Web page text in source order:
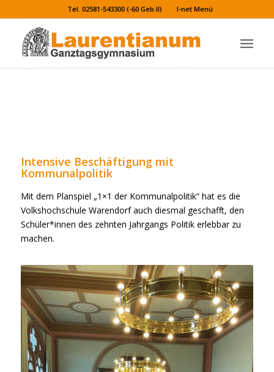
Tel. 02581-543300 (-60 Geb.II) I-net Menü
Intensive Beschäftigung mit
Kommunalpolitik
Mit dem Planspiel „1×1 der Kommunalpolitik“ hat es die
Volkshochschule Warendorf auch diesmal geschafft, den
Schüler*innen des zehnten Jahrgangs Politik erlebbar zu
machen.